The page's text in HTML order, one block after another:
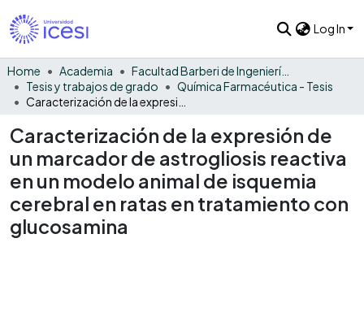
Log In
Home Academia
Facultad Barberi de Ingeniería, Diseño y Ciencias Aplicadas
Tesis y trabajos de grado
Química Farmacéutica - Tesis
Caracterización de la expresión de
un marcador de astrogliosis reactiva
en un modelo animal de isquemia
cerebral en ratas en tratamiento con
glucosamina